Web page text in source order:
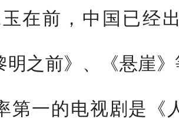
玉在前，中国已经
明之前》、《悬崖
第一的电视剧是《